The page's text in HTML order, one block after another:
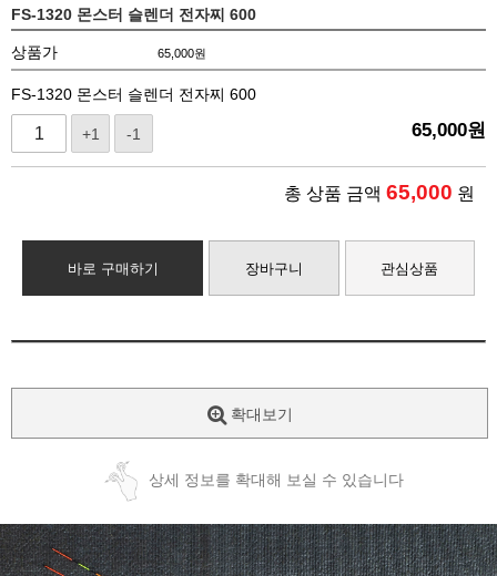
FS-1320 몬스터 슬렌더 전자찌 600
상품가 65,000원
FS-1320 몬스터 슬렌더 전자찌 600
+1 -1 65,000원
총 상품 금액 65,000 원
바로 구매하기 장바구니 관심상품
확대보기
상세 정보를 확대해 보실 수 있습니다